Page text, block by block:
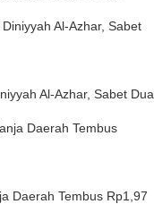
Al-Azhar, Sabet Dua
Daerah Tembus Rp1,97